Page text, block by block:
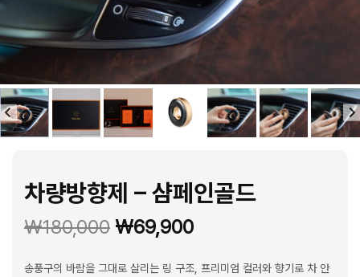
차량방향제 – 샴페인골드
₩180,000 원
래
₩69,900현
송풍구의 바람을 그대로 살리는 링 구조, 프리미엄 컬러와 향기로 차 안